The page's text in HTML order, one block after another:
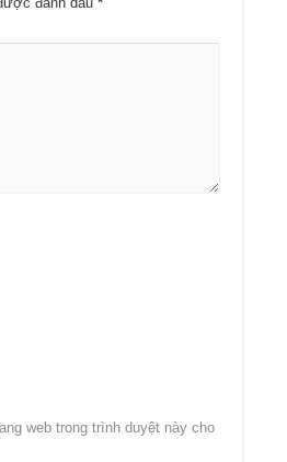
web trong trình duyệt này cho